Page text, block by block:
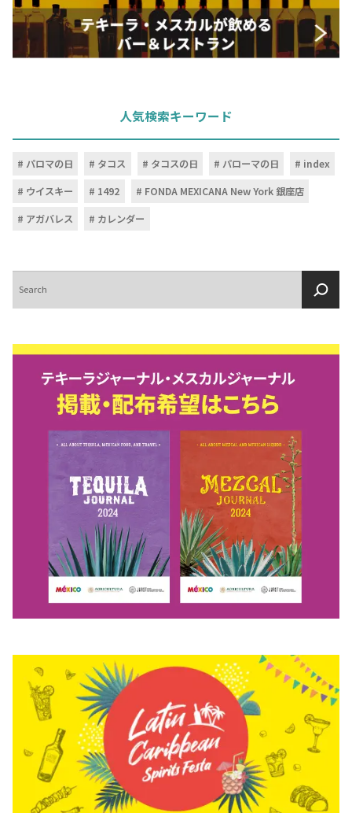
人気検索キーワード
パロマの日 タコス タコスの日 パローマの日
index
ウイスキー
1492
FONDA MEXICANA New York 銀座店
アガバレス
カレンダー
索